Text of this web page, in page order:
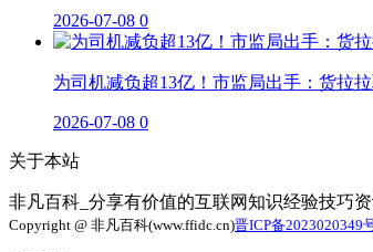
2026-07-08 0
为司机减负超13亿！市监局出手：货拉
2026-07-08 0
关于本站
非凡百科_分享有价值的互联网知识经验技巧资
Copyright @ 非凡百科(www.ffidc.cn)晋ICP备2023020349